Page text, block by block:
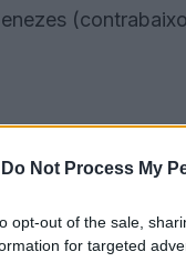
Do Not Process My
opt-out of the sale,
for targeted